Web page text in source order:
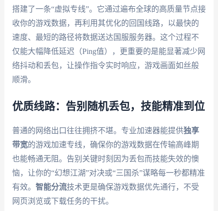
搭建了一条“虚拟专线”。它通过遍布全球的高质量节点接
收你的游戏数据，再利用其优化的回国线路，以最快的
速度、最短的路径将数据送达国服服务器。这个过程不
仅能大幅降低延迟（Ping值），更重要的是能显著减少网
络抖动和丢包，让操作指令实时响应，游戏画面如丝般
顺滑。
优质线路：告别随机丢包，技能精准到位
普通的网络出口往往拥挤不堪。专业加速器能提供独享
带宽的游戏加速专线，确保你的游戏数据在传输高峰期
也能畅通无阻。告别关键时刻因为丢包而技能失效的懊
恼，让你的“幻想江湖”对决或“三国杀”谋略每一秒都精准
有效。 智能分流技术更是确保游戏数据优先通行，不受
网页浏览或下载任务的干扰。